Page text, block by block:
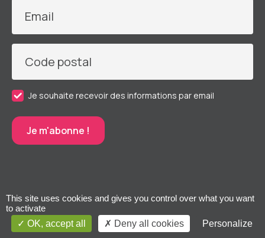
Email
Code postal
Je souhaite recevoir des informations par email
This site uses cookies and gives you control over what you want
to activate
OK, accept all
Deny all cookies Personalize